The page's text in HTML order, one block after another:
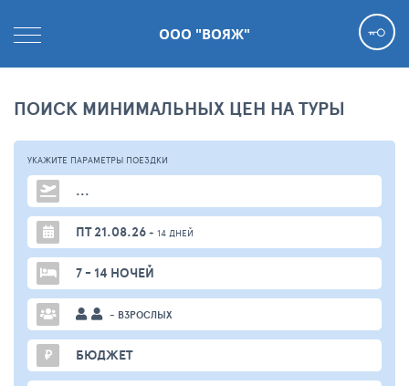
ООО "ВОЯЖ"
ПОИСК МИНИМАЛЬНЫХ ЦЕН НА ТУРЫ
УКАЖИТЕ ПАРАМЕТРЫ ПОЕЗДКИ
...
ПТ 21.08.26 + 14 ДНЕЙ
7 - 14 НОЧЕЙ
- ВЗРОСЛЫХ
₽ БЮДЖЕТ